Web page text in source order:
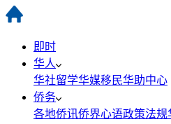
即时
华人
华社留学华媒移民华助中心
侨务
各地侨讯侨界心语政策法规